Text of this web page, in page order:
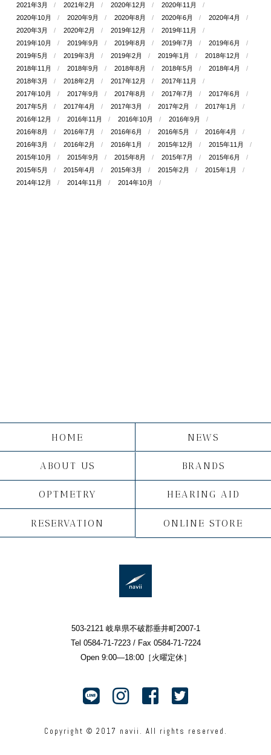
2021年3月
2021年2月 2020年12月
2020年11月
2020年10月
2020年9月 2020年8月 2020年6月
2020年4月
2020年3月
2020年2月 2019年12月
2019年11月
2019年10月
2019年9月 2019年8月 2019年7月
2019年6月
2019年5月
2019年3月 2019年2月 2019年1月
2018年12月
2018年11月
2018年9月 2018年8月 2018年5月
2018年4月
2018年3月
2018年2月 2017年12月
2017年11月
2017年10月
2017年9月 2017年8月 2017年7月
2017年6月
2017年5月
2017年4月 2017年3月 2017年2月
2017年1月
2016年12月
2016年11月 2016年10月
2016年9月
2016年8月
2016年7月 2016年6月 2016年5月
2016年4月
2016年3月
2016年2月 2016年1月 2015年12月
2015年11月
2015年10月
2015年9月 2015年8月 2015年7月
2015年6月
2015年5月
2015年4月 2015年3月 2015年2月
2015年1月
2014年12月
2014年11月 2014年10月
HOME NEWS
ABOUT US BRANDS
OPTMETRY HEARING AID
RESERVATION ONLINE STORE
503-2121 岐阜県不破郡垂井町2007-1
Tel 0584-71-7223 / Fax 0584-71-7224
Open 9:00—18:00［火曜定休］
Copyright © 2017 navii. All rights reserved.